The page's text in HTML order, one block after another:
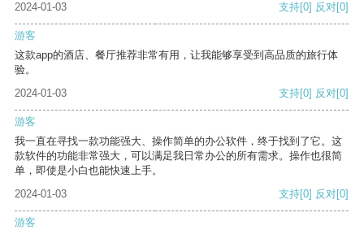
2024-01-03
支持[0] 反对[0]
游客
这款app的酒店、餐厅推荐非常有用，让我能够享受到高品质的旅行体
验。
2024-01-03
支持[0] 反对[0]
游客
我一直在寻找一款功能强大、操作简单的办公软件，终于找到了它。这
款软件的功能非常强大，可以满足我日常办公的所有需求。操作也很简
单，即使是小白也能快速上手。
2024-01-03
支持[0] 反对[0]
游客